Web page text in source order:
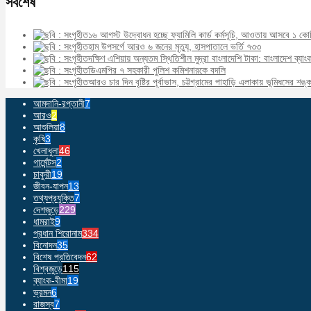
১৬ আগস্ট উদ্বোধন হচ্ছে ফ্যামিলি কার্ড কর্মসূচি, আওতায় আসবে ১
হাম উপসর্গে আরও ৬ জনের মৃত্যু, হাসপাতালে ভর্তি ৭৩৩
দক্ষিণ এশিয়ায় অন্যতম স্থিতিশীল মুদ্রা বাংলাদেশি টাকা: বাংলাদেশ
ডিএমপির ৭ সহকারী পুলিশ কমিশনারকে বদলি
আরও চার দিন বৃষ্টির পূর্বাভাস, চট্টগ্রামের পাহাড়ি এলাকায় ভূমিধসের
আমদানি-রপ্তানী7
আরও2
আশুলিয়া8
কৃষি3
খেলাধুলা46
গার্মেন্টস2
চাকুরী19
জীবন-যাপন13
তথ্যপ্রযুক্তি7
দেশজুড়ে229
ধামরাই9
প্রধান শিরোনাম334
বিনোদন35
বিশেষ প্রতিবেদন62
বিশ্বজুড়ে115
ব্যাংক-বীমা19
ভ্রমন6
রাজস্ব7